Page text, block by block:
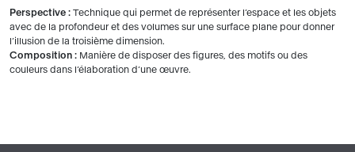
Perspective : Technique qui permet de représenter l’espace et les objets
avec de la profondeur et des volumes sur une surface plane pour donner
l’illusion de la troisième dimension.
Composition : Manière de disposer des figures, des motifs ou des
couleurs dans l’élaboration d’une œuvre.